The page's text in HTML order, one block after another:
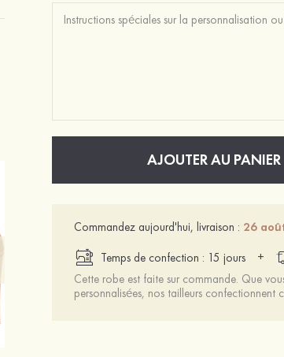
AJOUTER AU PANIER
Commandez aujourd'hui, livraison : 26
Temps de confection : 15 jours
+
Cette robe est faite sur commande. Que
personnalisées, nos tailleurs confectionnent